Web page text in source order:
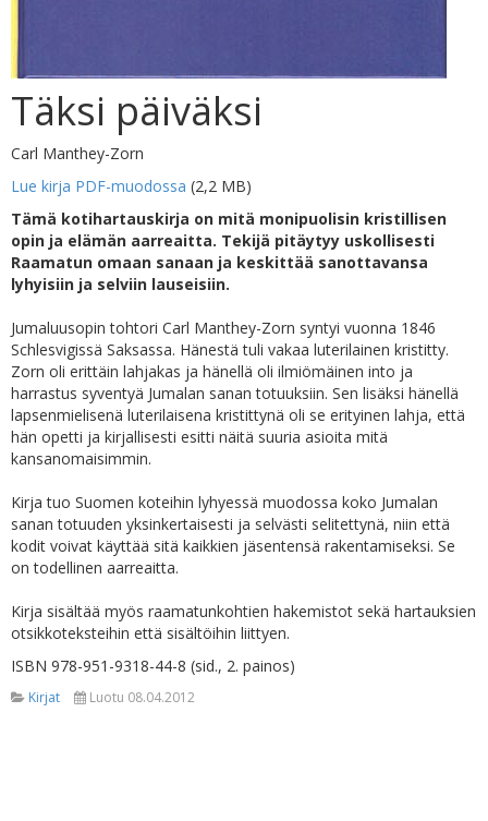
Täksi päiväksi
Carl Manthey-Zorn
Lue kirja PDF-muodossa (2,2 MB)
Tämä kotihartauskirja on mitä monipuolisin kristillisen
opin ja elämän aarreaitta. Tekijä pitäytyy uskollisesti
Raamatun omaan sanaan ja keskittää sanottavansa
lyhyisiin ja selviin lauseisiin.
Jumaluusopin tohtori Carl Manthey-Zorn syntyi vuonna 1846
Schlesvigissä Saksassa. Hänestä tuli vakaa luterilainen kristitty.
Zorn oli erittäin lahjakas ja hänellä oli ilmiömäinen into ja
harrastus syventyä Jumalan sanan totuuksiin. Sen lisäksi hänellä
lapsenmielisenä luterilaisena kristittynä oli se erityinen lahja, että
hän opetti ja kirjallisesti esitti näitä suuria asioita mitä
kansanomaisimmin.
Kirja tuo Suomen koteihin lyhyessä muodossa koko Jumalan
sanan totuuden yksinkertaisesti ja selvästi selitettynä, niin että
kodit voivat käyttää sitä kaikkien jäsentensä rakentamiseksi. Se
on todellinen aarreaitta.
Kirja sisältää myös raamatunkohtien hakemistot sekä hartauksien
otsikkoteksteihin että sisältöihin liittyen.
ISBN 978-951-9318-44-8 (sid., 2. painos)
Kirjat Luotu 08.04.2012